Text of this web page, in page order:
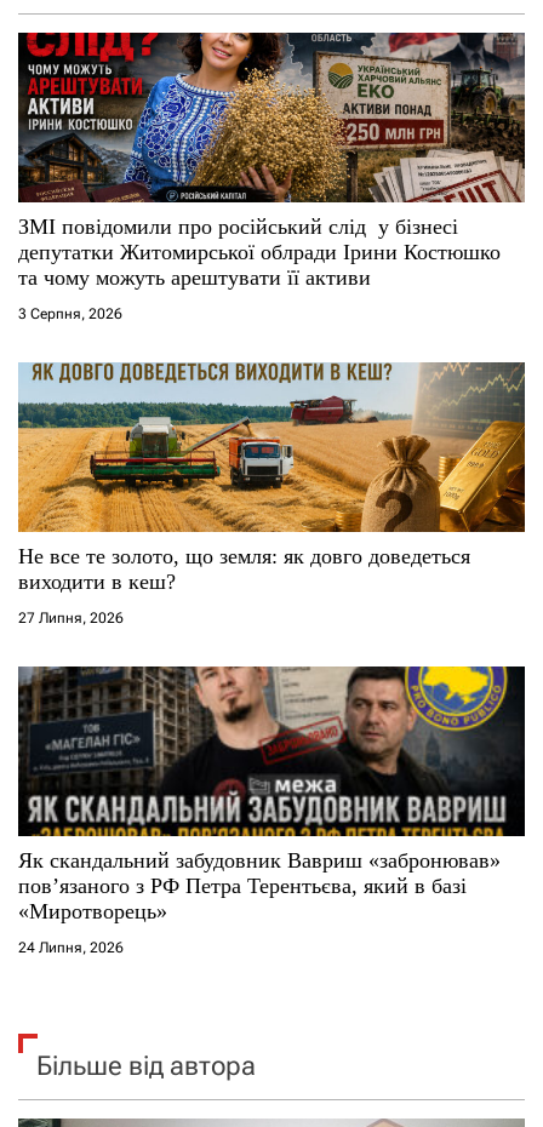
а
п
и
с
і
в
ЗМІ повідомили про російський слід у бізнесі
депутатки Житомирської облради Ірини Костюшко
та чому можуть арештувати її активи
3 Серпня, 2026
Не все те золото, що земля: як довго доведеться
виходити в кеш?
27 Липня, 2026
Як скандальний забудовник Вавриш «забронював»
повʼязаного з РФ Петра Терентьєва, який в базі
«Миротворець»
24 Липня, 2026
Більше від автора